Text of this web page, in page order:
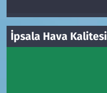
İpsala Hava Kalitesi